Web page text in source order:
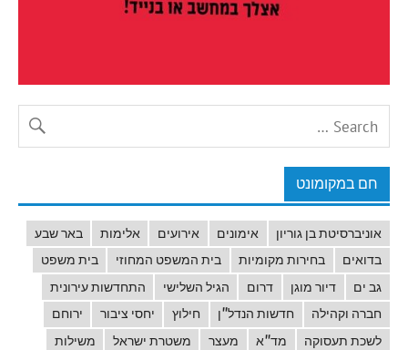
חם במקומונט
אוניברסיטת בן גוריון אימונים אירועים אלימות
באר שבע
בדואים
בחירות מקומיות בית המשפט המחוזי
בית משפט
גב ים
דיור מוגן דרום הגיל השלישי
התחדשות עירונית
חברה וקהילה
חדשות הנדל"ן חילוץ יחסי ציבור
ירוחם
לשכת תעסוקה
מד"א מעצר משטרת ישראל
משילות